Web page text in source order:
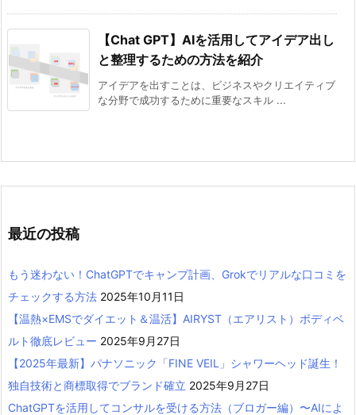
【Chat GPT】AIを活用してアイデア出し
と整理するための方法を紹介
アイデアを出すことは、ビジネスやクリエイティブ
な分野で成功するために重要なスキル ...
最近の投稿
もう迷わない！ChatGPTでキャンプ計画、Grokでリアルな口コミを
チェックする方法 2025年10月11日
【温熱×EMSでダイエット＆温活】AIRYST（エアリスト）ボディベ
ルト徹底レビュー 2025年9月27日
【2025年最新】パナソニック「FINE VEIL」シャワーヘッド誕生！
独自技術と商標取得でブランド確立 2025年9月27日
ChatGPTを活用してコンサルを受ける方法（ブロガー編）〜AIによ